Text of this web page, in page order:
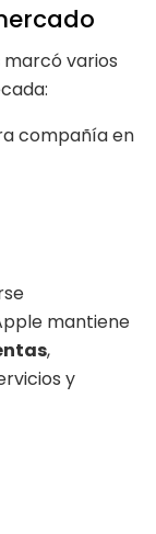
marcó varios
compañía en
mantiene
,
y